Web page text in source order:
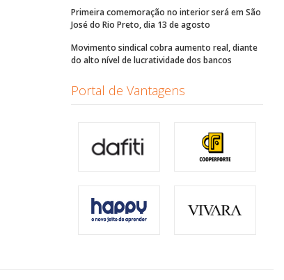
Primeira comemoração no interior será em São
José do Rio Preto, dia 13 de agosto
Movimento sindical cobra aumento real, diante
do alto nível de lucratividade dos bancos
Portal de Vantagens